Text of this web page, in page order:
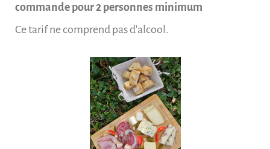
commande pour 2 personnes minimum
Ce tarif ne comprend pas d'alcool.